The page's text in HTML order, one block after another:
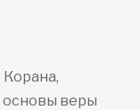
основы веры